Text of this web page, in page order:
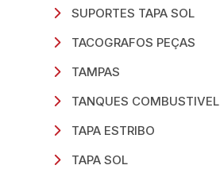
SUPORTES TAPA SOL
TACOGRAFOS PEÇAS
TAMPAS
TANQUES COMBUSTIVEL
TAPA ESTRIBO
TAPA SOL